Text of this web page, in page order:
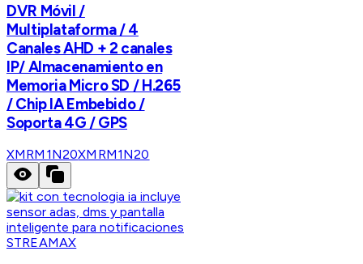
DVR Móvil /
Multiplataforma / 4
Canales AHD + 2 canales
IP/ Almacenamiento en
Memoria Micro SD / H.265
/ Chip IA Embebido /
Soporta 4G / GPS
XMRM1N20XMRM1N20
STREAMAX